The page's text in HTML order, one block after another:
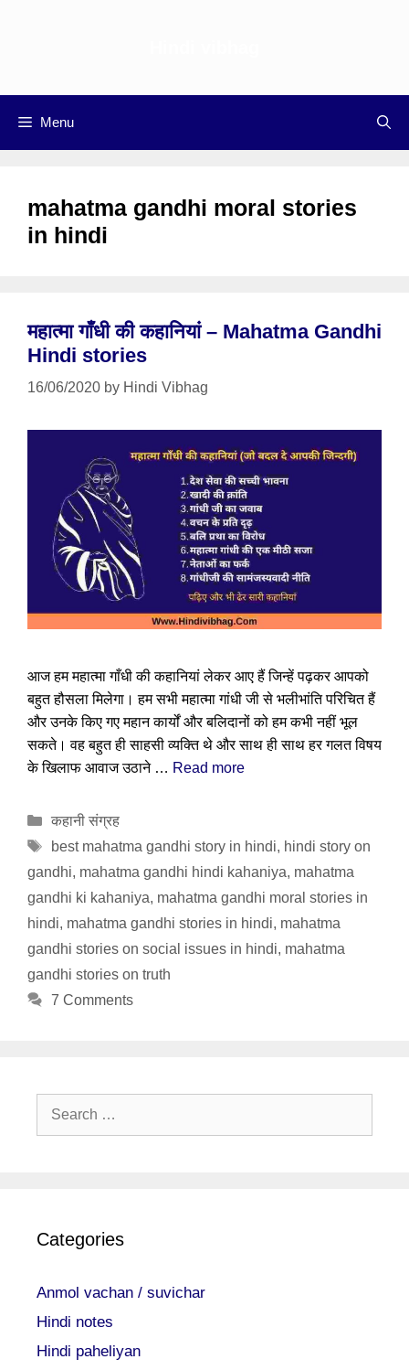
Menu
mahatma gandhi moral stories
in hindi
महात्मा गाँधी की कहानियां – Mahatma Gandhi
Hindi stories
16/06/2020 by Hindi Vibhag
आज हम महात्मा गाँधी की कहानियां लेकर आए हैं जिन्हें पढ़कर आपको
बहुत हौसला मिलेगा। हम सभी महात्मा गांधी जी से भलीभांति परिचित हैं
और उनके किए गए महान कार्यों और बलिदानों को हम कभी नहीं भूल
सकते। वह बहुत ही साहसी व्यक्ति थे और साथ ही साथ हर गलत विषय
के खिलाफ आवाज उठाने … Read more
Categories
कहानी संग्रह
Tags
best mahatma gandhi story in hindi, hindi story on
gandhi, mahatma gandhi hindi kahaniya, mahatma
gandhi ki kahaniya, mahatma gandhi moral stories in
hindi, mahatma gandhi stories in hindi, mahatma
gandhi stories on social issues in hindi, mahatma
gandhi stories on truth
7 Comments
Search
Categories
Anmol vachan / suvichar
Hindi notes
Hindi paheliyan